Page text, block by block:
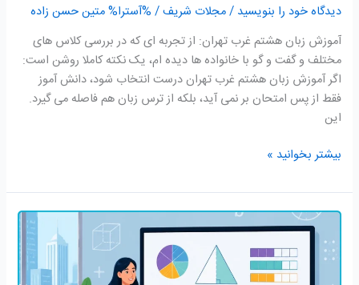
دیدگاه‌ خود را بنویسید /مجلات شریف/ %آسترا%متین حسن زاده
آموزش زبان هشتم غرب تهران: از تجربه ای که در بررسی کلاس های
مختلف و گفت و گو با خانواده ها دیده ام، یک نکته کاملا روشن است:
اگر آموزش زبان هشتم غرب تهران درست انتخاب شود، دانش آموز
فقط از پس امتحان بر نمی آید، بلکه از ترس زبان هم فاصله می گیرد.
این
بیشتر بخوانید »
آموزش
ریاضی
ششم